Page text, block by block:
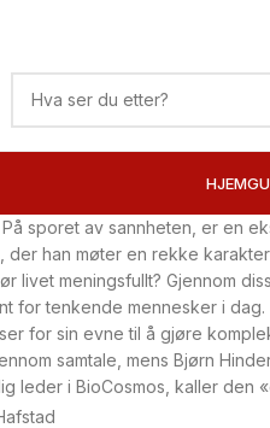
HJEM
På sporet av sannheten , er en
der han møter en rekke
livet meningsfullt? Gjennom
for tenkende mennesker i dag.
for sin evne til å gjøre
samtale, mens Bjørn
leder i BioCosmos, kaller